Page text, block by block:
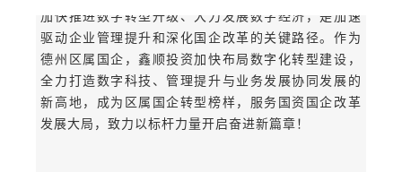
加快推进数字转型升级、大力发展数字经济，是加速
驱动企业管理提升和深化国企改革的关键路径。作为
德州区属国企，鑫顺投资加快布局数字化转型建设，
全力打造数字科技、管理提升与业务发展协同发展的
新高地，成为区属国企转型榜样，服务国资国企改革
发展大局，致力以标杆力量开启奋进新篇章！